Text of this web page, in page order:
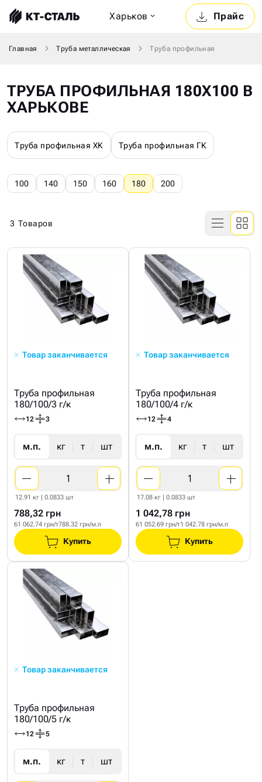
Прайс
Харьков
Главная Труба металлическая Труба профильная
ТРУБА ПРОФИЛЬНАЯ 180Х100 В
ХАРЬКОВЕ
Труба профильная ХК Труба профильная ГК
100 140 150 160 180 200
3 Товаров
Товар заканчивается
Труба профильная
180/100/3 г/к
12 3
м.п. кг т шт
12.91 кг | 0.0833 шт
788,32 грн
61 062.74 грн/т788.32 грн/м.п
Купить
Товар заканчивается
Труба профильная
180/100/4 г/к
12 4
м.п. кг т шт
17.08 кг | 0.0833 шт
1 042,78 грн
61 052.69 грн/т1 042.78 грн/м.п
Купить
Товар заканчивается
Труба профильная
180/100/5 г/к
12 5
м.п. кг т шт